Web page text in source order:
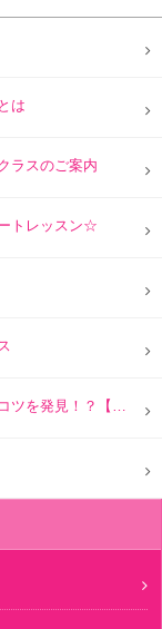
は
ラスのご案内
トレッスン☆
【強化隊長】ジャズダンスの楽しみ方のコツを発見！？【個人的な意見】